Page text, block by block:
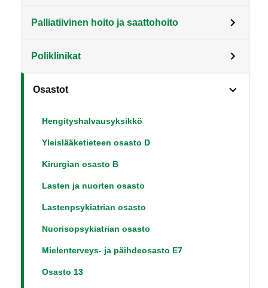
Palliatiivinen hoito ja saattohoito
Poliklinikat
Osastot
Hengityshalvausyksikkö
Yleislääketieteen osasto D
Kirurgian osasto B
Lasten ja nuorten osasto
Lastenpsykiatrian osasto
Nuorisopsykiatrian osasto
Mielenterveys- ja päihdeosasto E7
Osasto 13